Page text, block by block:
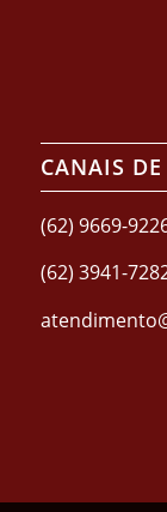
CANAIS
(62) 9669-
(62) 3941-